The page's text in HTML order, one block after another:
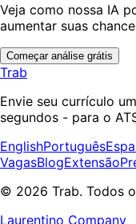
Veja como nossa IA
aumentar suas
Começar análise grátis
Trab
Envie seu currículo
segundos - para o
EnglishPortuguês
VagasBlogExtensão
© 2026 Trab. Todos
Laurentino Company